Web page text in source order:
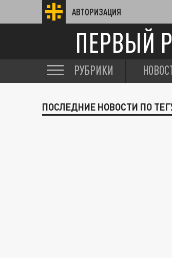
АВТОРИЗАЦИЯ
ПЕРВЫЙ
РУБРИКИ
ПОСЛЕДНИЕ НОВОСТИ ПО